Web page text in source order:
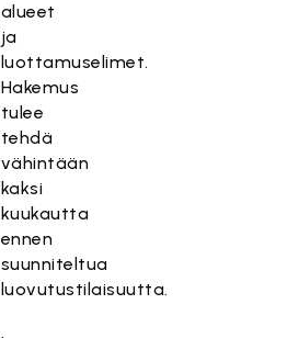
alueet
ja
luottamuselimet.
Hakemus
tulee
tehdä
vähintään
kaksi
kuukautta
ennen
suunniteltua
luovutustilaisuutta.